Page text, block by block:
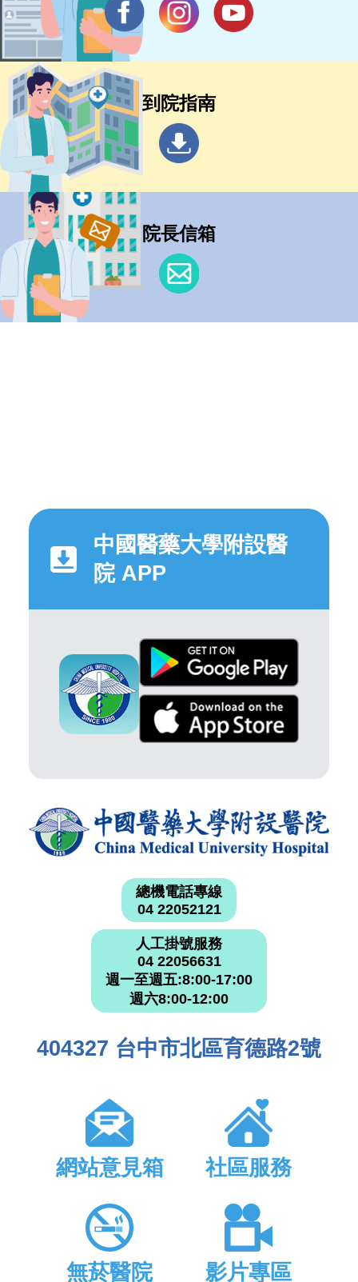
到院指南
院長信箱
中國醫藥大學附設醫
院 APP
總機電話專線
04 22052121
人工掛號服務
04 22056631
週一至週五:8:00-17:00
週六8:00-12:00
404327 台中市北區育德路2號
網站意見箱 社區服務
無菸醫院 影片專區